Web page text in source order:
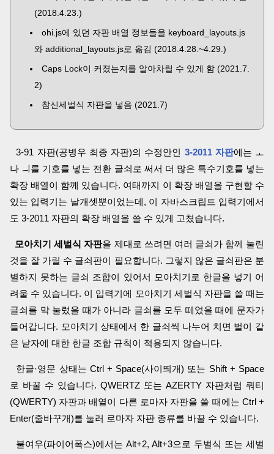
(2018.4.23.)
ohi.js에 있던 자판 배열 정보들을 keyboard_layouts.js
와 additional_layouts.js로 옮김 (2018.4.28.~4.29.)
Caps Lock이 커졌는지를 알아차릴 수 있게 함 (2021.7.
2)
참신세벌식 자판을 넣음 (2021.7)
3-91 자판(공병우 최종 자판)의 수정안인 3-2011 자판에는 ㅗ
나 ㅢ를 기호를 넣는 전환 글쇠로 써서 더 많은 특수기호를 넣는
확장 배열이 함께 있습니다. 여태까지 이 확장 배열을 구현할 수
있는 입력기는 날개셋뿐이었는데, 이 자바스크립트 입력기에서
도 3-2011 자판의 확장 배열을 쓸 수 있게 고쳤습니다.
모아치기 세벌식 자판을 제대로 쓰려면 여러 글쇠가 함께 눌린
것을 잘 가릴 수 글쇠판이 필요합니다. 그렇지 않은 글쇠판은 분
별하지 못하는 글쇠 조합이 있어서 모아치기로 한글을 넣기 어
려울 수 있습니다. 이 입력기에 모아치기 세벌식 자판을 쓸 때는
글쇠를 막 눌렀을 때가 아니라 글쇠를 모두 떼었을 때에 문자가
들어갑니다. 모아치기 상태에서 한 글쇠씩 나누어 치면 벌이 같
은 낱자에 대한 한글 조합 규칙이 적용되지 않습니다.
한글·영문 상태는 Ctrl + Space(사이띄개) 또는 Shift + Space
로 바꿀 수 있습니다. QWERTZ 또는 AZERTY 자판처럼 쿼티
(QWERTY) 자판과 배열이 다른 로마자 자판을 쓸 때에는 Ctrl +
Enter(줄바꾸개)를 눌러 로마자 자판 종류를 바꿀 수 있습니다.
불여우(파이어폭스)에서는 Alt+2, Alt+3으로 두벌식 또는 세벌